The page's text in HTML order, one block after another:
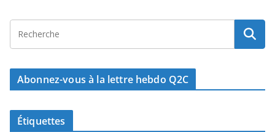
Abonnez-vous à la lettre hebdo Q2C
Étiquettes